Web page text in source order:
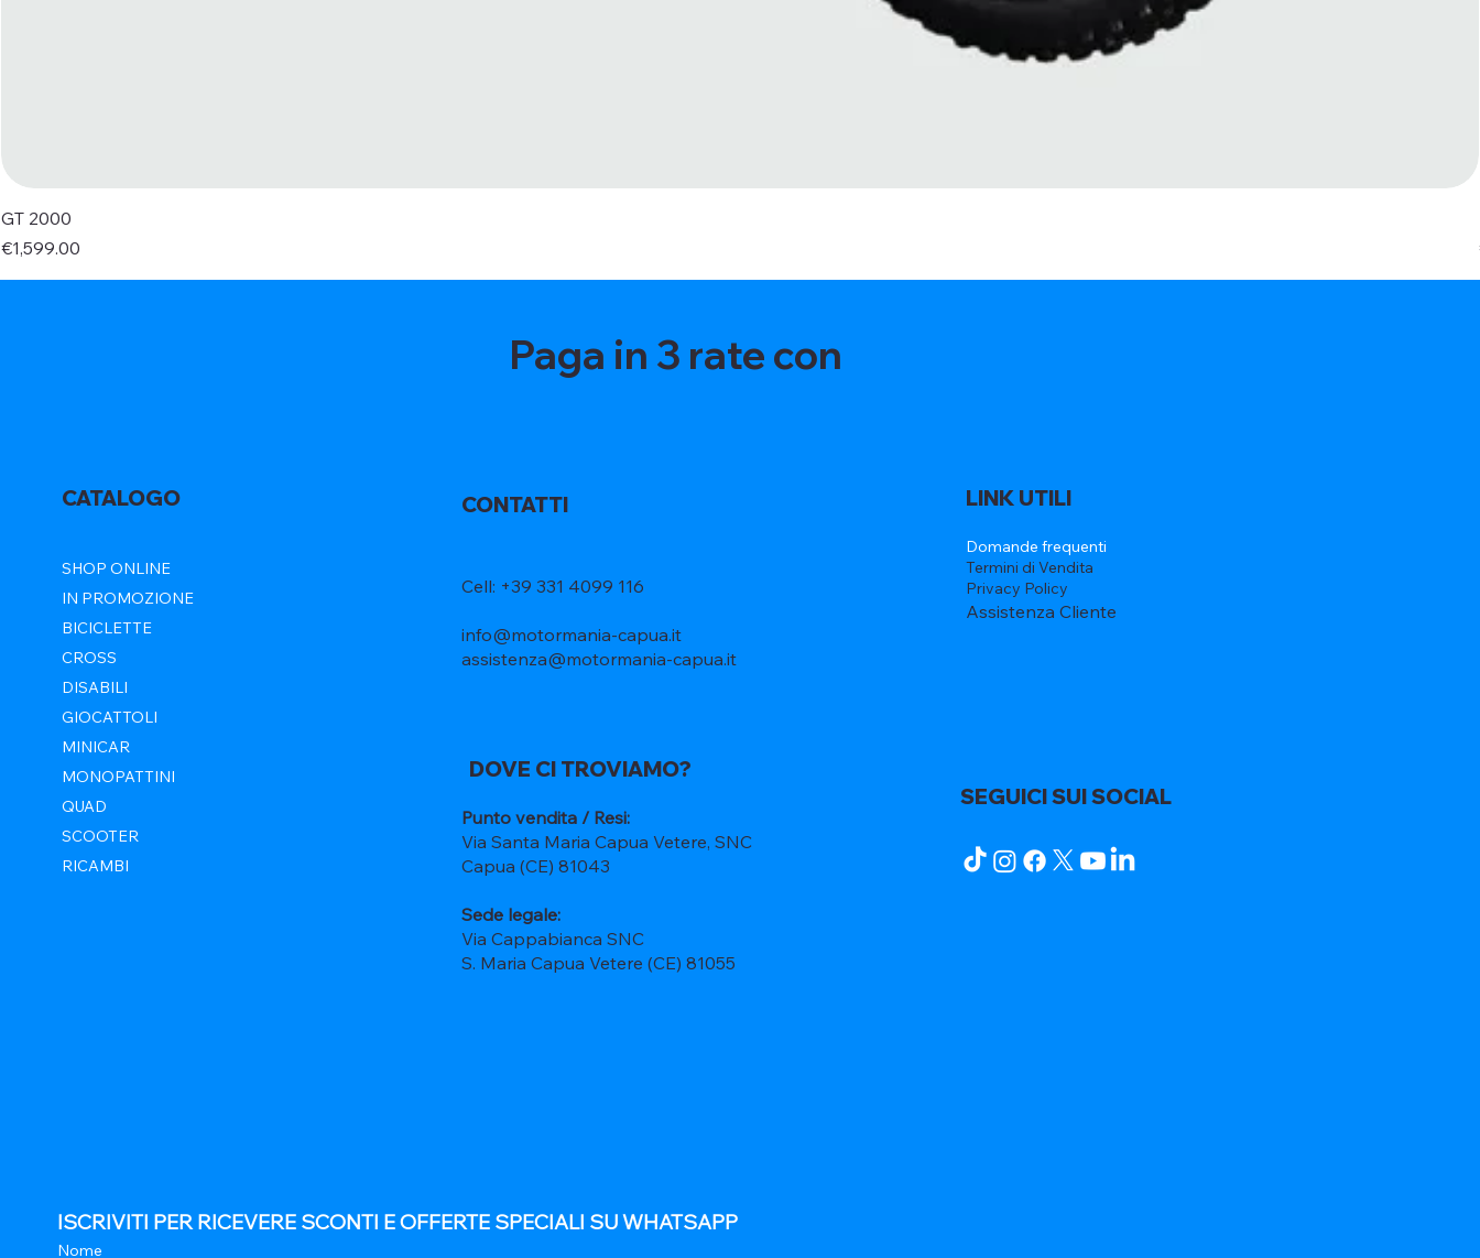
GT 2000
Price
€1,599.00
Paga in 3 rate con
CATALOGO
SHOP ONLINE
IN PROMOZIONE
BICICLETTE
CROSS
DISABILI
GIOCATTOLI
MINICAR
MONOPATTINI
QUAD
SCOOTER
RICAMBI
CONTATTI
Cell: +39 331 4099 116
info@motormania-capua.it
assistenza@motormania-capua.it
DOVE CI TROVIAMO?
Punto vendita / Resi:
Via Santa Maria Capua Vetere, SNC
Capua (CE) 81043
Sede legale:
Via Cappabianca SNC
S. Maria Capua Vetere (CE) 81055
LINK UTILI
Domande frequenti
Termini di Vendita
Privacy Policy
Assistenza Cliente
SEGUICI SUI SOCIAL
ISCRIVITI PER RICEVERE SCONTI E OFFERTE SPECIALI SU WHATSAPP
Nome